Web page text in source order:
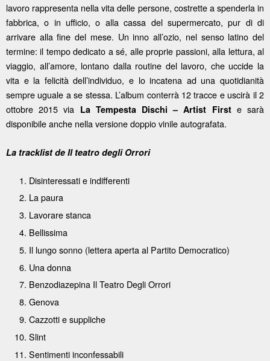
lavoro rappresenta nella vita delle persone, costrette a spenderla in
fabbrica, o in ufficio, o alla cassa del supermercato, pur di di
arrivare alla fine del mese. Un inno all’ozio, nel senso latino del
termine: il tempo dedicato a sé, alle proprie passioni, alla lettura, al
viaggio, all’amore, lontano dalla routine del lavoro, che uccide la
vita e la felicità dell’individuo, e lo incatena ad una quotidianità
sempre uguale a se stessa. L’album conterrà 12 tracce e uscirà il 2
ottobre 2015 via La Tempesta Dischi – Artist Firste sarà
disponibile anche nella versione doppio vinile autografata.
La tracklist de Il teatro degli Orrori
Disinteressati e indifferenti
La paura
Lavorare stanca
Bellissima
Il lungo sonno (lettera aperta al Partito Democratico)
Una donna
Benzodiazepina Il Teatro Degli Orrori
Genova
Cazzotti e suppliche
Slint
Sentimenti inconfessabili